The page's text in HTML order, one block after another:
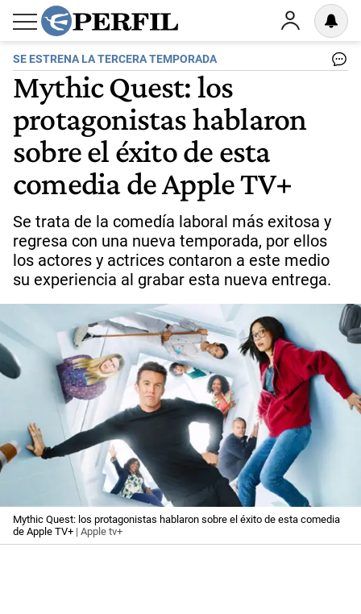
SE ESTRENA LA TERCERA TEMPORADA
Mythic Quest: los
protagonistas hablaron
sobre el éxito de esta
comedia de Apple TV+
Se trata de la comedía laboral más exitosa y
regresa con una nueva temporada, por ellos
los actores y actrices contaron a este medio
su experiencia al grabar esta nueva entrega.
Mythic Quest: los protagonistas hablaron sobre el éxito de esta comedia
de Apple TV+ | Apple tv+